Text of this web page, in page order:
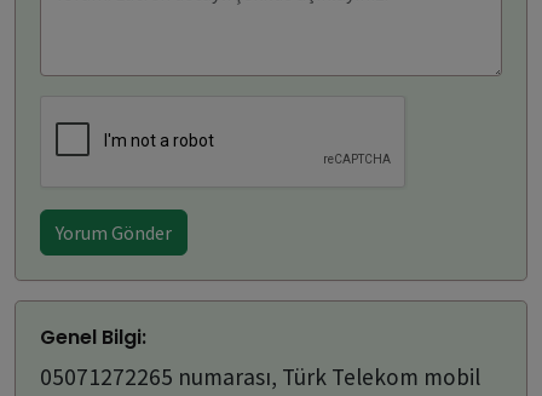
Yorum Gönder
Genel Bilgi:
05071272265 numarası, Türk Telekom mobil